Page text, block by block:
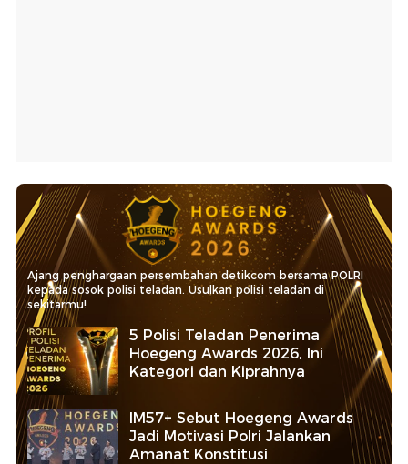
Ajang penghargaan persembahan detikcom bersama POLRI
kepada sosok polisi teladan. Usulkan polisi teladan di
sekitarmu!
5 Polisi Teladan Penerima
Hoegeng Awards 2026, Ini
Kategori dan Kiprahnya
IM57+ Sebut Hoegeng Awards
Jadi Motivasi Polri Jalankan
Amanat Konstitusi